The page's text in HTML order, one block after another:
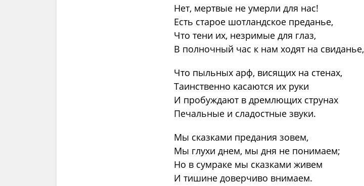
Нет, мертвые не умерли для нас!
Есть старое шотландское преданье,
Что тени их, незримые для глаз,
В полночный час к нам ходят на свиданье,
Что пыльных арф, висящих на стенах,
Таинственно касаются их руки
И пробуждают в дремлющих струнах
Печальные и сладостные звуки.
Мы сказками предания зовем,
Мы глухи днем, мы дня не понимаем;
Но в сумраке мы сказками живем
И тишине доверчиво внимаем.